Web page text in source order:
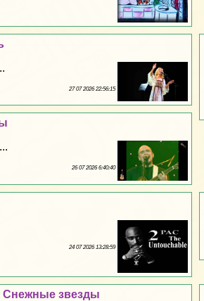
27 07 2026 22:56:15
26 07 2026 6:40:40
24 07 2026 13:28:59
Снежные звезды